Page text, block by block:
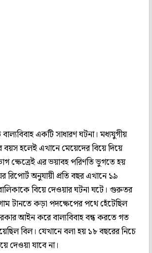
বাল্যবিবাহ একটি সাধারণ ঘটনা। মধ্যযুগীয়
বয়স হলেই এখানে মেয়েদের বিয়ে দিয়ে
ক্ষেত্রেই এর ভয়াবহ পরিণতি ভুগতে হয়
রিপোর্ট অনুযায়ী প্রতি বছর এখানে ১৯
বিয়ে দেওয়ার ঘটনা ঘটে। গুরুতর
টানতে কড়া পদক্ষেপের পথে হেঁটেছিল
আইন করে বাল্যবিবাহ বন্ধ করতে গত
বিল। যেখানে বলা হয় ১৮ বছরের নিচে
দেওয়া যাবে না।